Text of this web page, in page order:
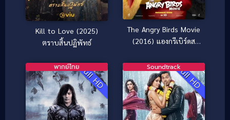
Kill to Love (2025)
ตราบสิ้นปฏิพัทธ์
The Angry Birds Movie
(2016) แองกรีเบิร์ดส
Full HD
พากย์ไทย Full HD
Soundtrack